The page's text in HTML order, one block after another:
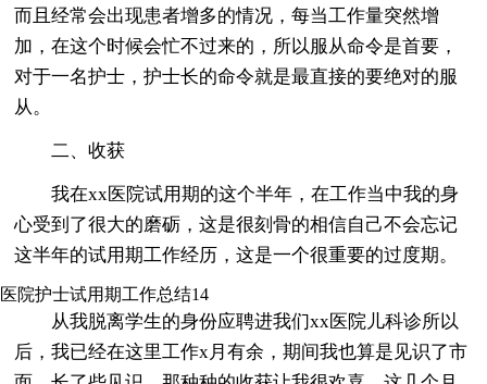
而且经常会出现患者增多的情况，每当工作量突然增
加，在这个时候会忙不过来的，所以服从命令是首要，
对于一名护士，护士长的命令就是最直接的要绝对的服
从。
二、收获
我在xx医院试用期的这个半年，在工作当中我的身
心受到了很大的磨砺，这是很刻骨的相信自己不会忘记
这半年的试用期工作经历，这是一个很重要的过度期。
医院护士试用期工作总结14
从我脱离学生的身份应聘进我们xx医院儿科诊所以
后，我已经在这里工作x月有余，期间我也算是见识了市